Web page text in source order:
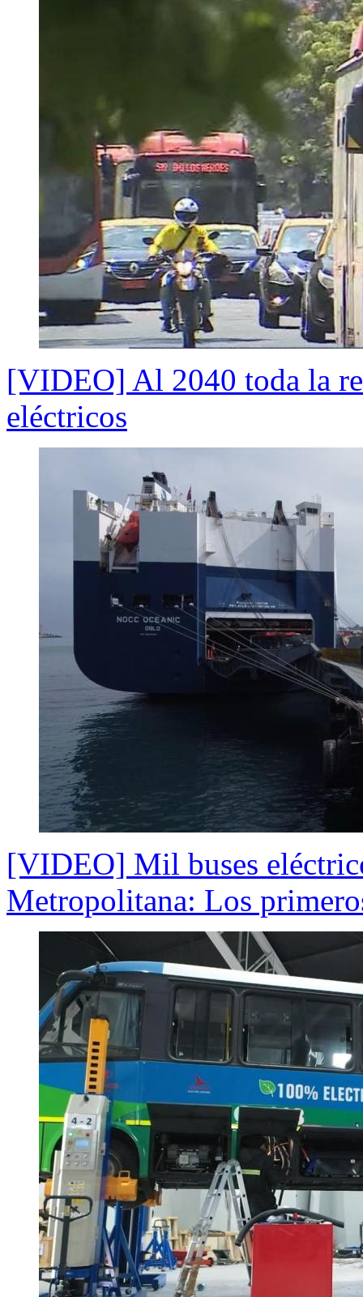
[VIDEO] Al 2040 toda la
eléctricos
[VIDEO] Mil buses
Metropolitana: Los